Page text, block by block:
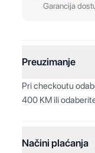
Garancija
Preuzimanje
Pri checkoutu
400 KM ili
Načini plaćanja